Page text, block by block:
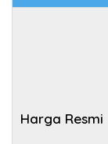
Harga Resmi